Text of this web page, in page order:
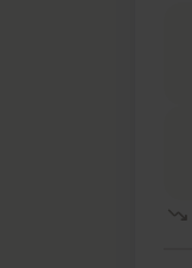
trending_down